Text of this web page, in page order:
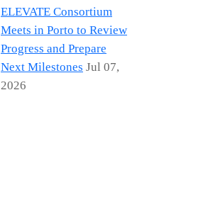
ELEVATE Consortium
Meets in Porto to Review
Progress and Prepare
Next Milestones Jul 07,
2026